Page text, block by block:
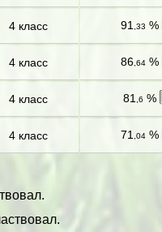
4 класс 91 ,33 %
4 класс 86 ,64 %
4 класс 81 ,6 %
4 класс 71 ,04 %